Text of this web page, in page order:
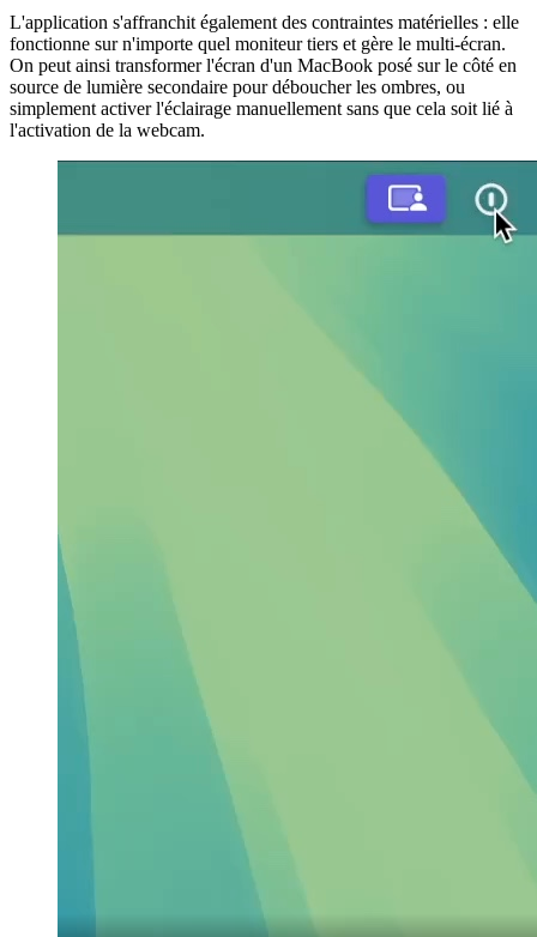
L'application s'affranchit également des contraintes matérielles : elle
fonctionne sur n'importe quel moniteur tiers et gère le multi-écran.
On peut ainsi transformer l'écran d'un MacBook posé sur le côté en
source de lumière secondaire pour déboucher les ombres, ou
simplement activer l'éclairage manuellement sans que cela soit lié à
l'activation de la webcam.